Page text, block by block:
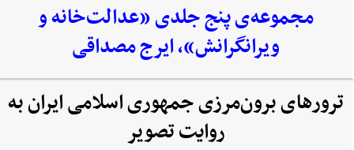
مجموعه‌‌ی پنج جلدی «عدالت‌خانه و
ویرانگرانش»، ایرج مصداقی
ترورهای برون‌مرزی جمهوری اسلامی ایران به
روایت تصویر